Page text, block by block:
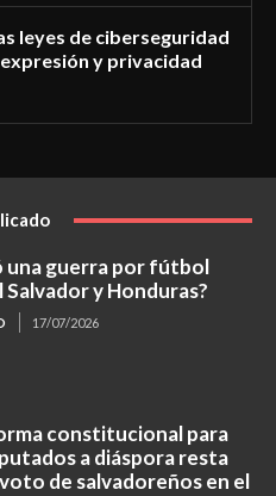
leyes de ciberseguridad
y privacidad
una guerra por fútbol
Salvador y Honduras?
17/07/2026
constitucional para
a diáspora resta
de salvadoreños en el